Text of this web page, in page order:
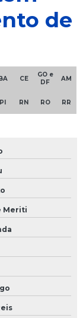
de
CE
GO e
DF
AM
PI RN RO RR
Meriti